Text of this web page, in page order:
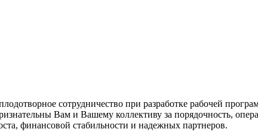
сотрудничество при разработке рабочей
Вам и Вашему коллективу за порядочность,
финансовой стабильности и надежных партнеров.